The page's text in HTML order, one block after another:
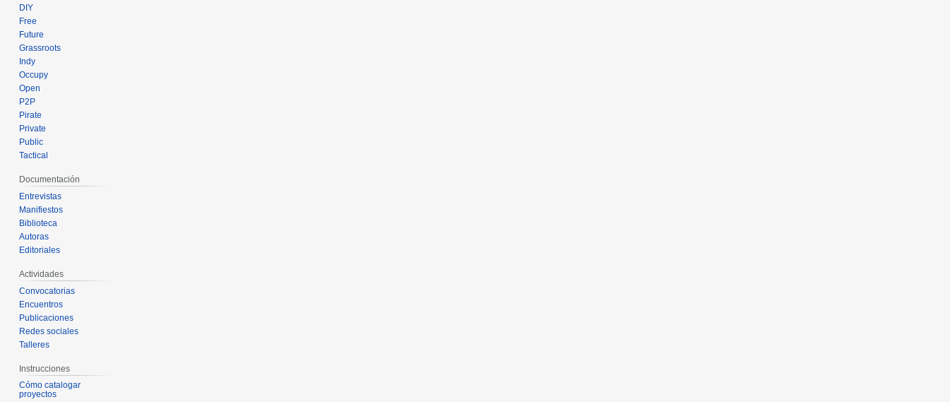
DIY
Free
Future
Grassroots
Indy
Occupy
Open
P2P
Pirate
Private
Public
Tactical
Documentación
Entrevistas
Manifiestos
Biblioteca
Autoras
Editoriales
Actividades
Convocatorias
Encuentros
Publicaciones
Redes sociales
Talleres
Instrucciones
Cómo catalogar
proyectos